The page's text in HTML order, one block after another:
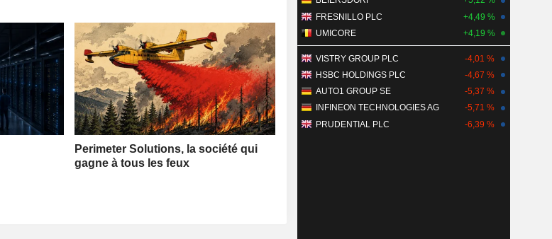
Perimeter Solutions, la société qui
gagne à tous les feux
FRESNILLO PLC
+4,49 %
UMICORE
+4,19 %
VISTRY GROUP PLC
-4,01 %
HSBC HOLDINGS PLC
-4,67 %
AUTO1 GROUP SE
-5,37 %
INFINEON TECHNOLOGIES AG
-5,71 %
PRUDENTIAL PLC
-6,39 %